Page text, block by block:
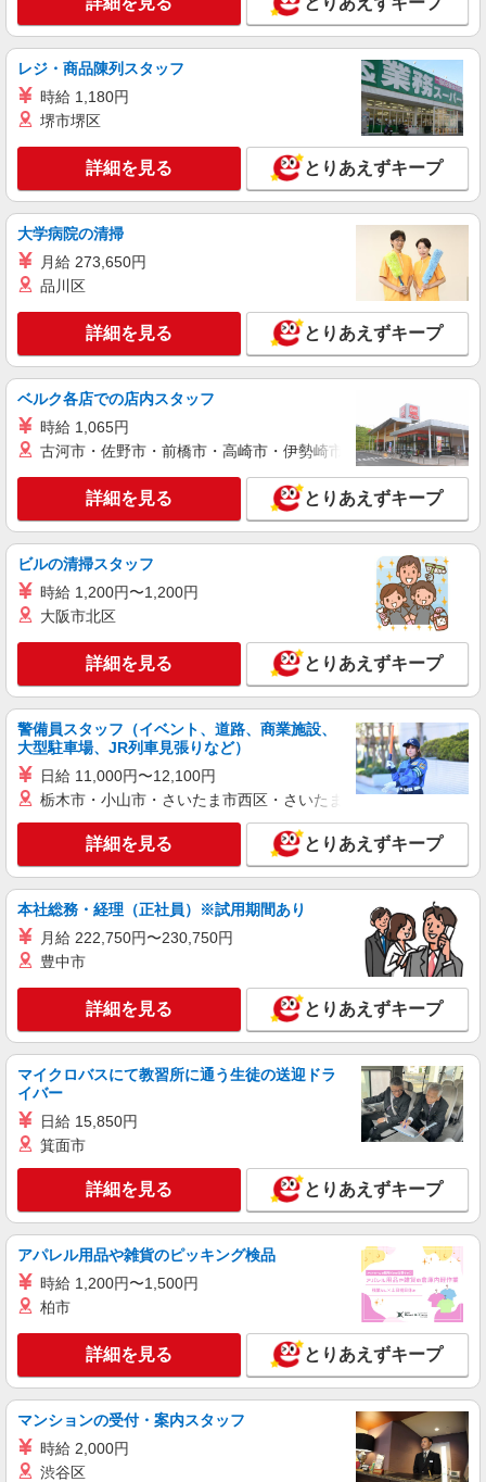
キープ 詳細を見る
派遣社員
株式会社テクノ・サービス/お仕事No/0901040
時給1450円交通費全額支給
熊本県菊池市 ＊車通勤OK
キープ 詳細を見る
派遣社員
株式会社テクノ・サービス/お仕事No/0905040
時給1200円交通費全額支給
熊本県菊池市 ＊車・バイク通勤OK
キープ 詳細を見る
株式会社綜合キャリアオプション（1314VJ0805G69★21-S-T2）
半導体製造装置の組立・パーツ仕分け・事務/
日払いOK
熊本県菊池市
キープ 詳細を見る
派遣社員
株式会社テクノ・サービス/お仕事No/0901966
検査や投入作業など
時給1350円交通費全額支給
熊本県菊池市 ＊車・バイク通勤OK
キープ 詳細を見る
紹介予定派遣
株式会社シエロ
製造スタッフ
月給230000円〜 ※残業代支給 ★交通費別途支
給（規定あり） ゜+゜・。○。・゜+゜・。
○。・゜+゜ 入社祝い金10万円支給(規定有) お友達
を紹介頂くと, インセンティブ支給(規定有) ゜・。
○。・゜+゜・。○。・゜+゜
熊本県菊池市
詳細を見る
派遣社員
株式会社シエロ
月給230000円〜 ※残業代支給 ★交通費別途支
○。・゜+゜ 入社祝い金10万円支給(規定有) お友達
を紹介頂くと, インセンティブ支給(規定有) ゜・。
○。・゜+゜・。○。・゜+゜
熊本県菊池市
キープ 詳細を見る
株式会社綜合キャリアオプション（1314VJ0805G69★9-S-T2）
半導体製造装置の組立・パーツ仕分け/日払い
OK
時給1,400円〜1,750円 ※経験・能力による
※時間外手当含む 【月収例】29万6000円(8時間
×21日+残業手当) 交通費：既定支給
レジ・商品陳列スタッフ
時給 1,180円
堺市堺区
詳細を見る とりあえずキープ
大学病院の清掃
月給 273,650円
品川区
詳細を見る とりあえずキープ
ベルク各店での店内スタッフ
時給 1,065円
古河市・佐野市・前橋市・高崎市・伊勢崎市・太田市・館林市
詳細を見る とりあえずキープ
ビルの清掃スタッフ
時給 1,200円〜1,200円
大阪市北区
詳細を見る とりあえずキープ
警備員スタッフ（イベント、道路、商業施設、
大型駐車場、JR列車見張りなど）
日給 11,000円〜12,100円
栃木市・小山市・さいたま市西区・さいたま市岩槻区・久喜市・
詳細を見る とりあえずキープ
本社総務・経理（正社員）※試用期間あり
月給 222,750円〜230,750円
豊中市
詳細を見る とりあえずキープ
マイクロバスにて教習所に通う生徒の送迎ドラ
イバー
日給 15,850円
箕面市
詳細を見る とりあえずキープ
アパレル用品や雑貨のピッキング検品
時給 1,200円〜1,500円
柏市
詳細を見る とりあえずキープ
マンションの受付・案内スタッフ
時給 2,000円
渋谷区